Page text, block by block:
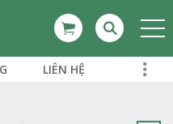
LIÊN HỆ